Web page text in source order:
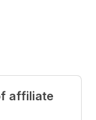
affiliate